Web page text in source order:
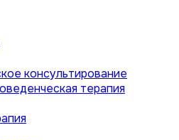
консультирование
терапия